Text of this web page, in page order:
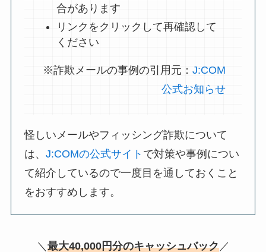
合があります
リンクをクリックして再確認して
ください
※詐欺メールの事例の引用元： J:COM
公式お知らせ
怪しいメールやフィッシング詐欺について
は、J:COMの公式サイト で対策や事例につい
て紹介しているので一度目を通しておくこと
をおすすめします。
＼ 最大40,000円分のキャッシュバック／